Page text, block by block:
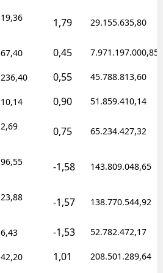
19,36 1,79 29.155.635,80
67,40 0,45 7.971.197.000,85
236,40 0,55 45.788.813,60
10,14 0,90 51.859.410,14
2,69 0,75 65.234.427,32
96,55 -1,58 143.809.048,65
23,88 -1,57 138.770.544,92
6,43 -1,53 52.782.472,17
42,20 1,01 208.501.289,64